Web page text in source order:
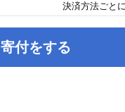
寄付をする
決済方法ごと